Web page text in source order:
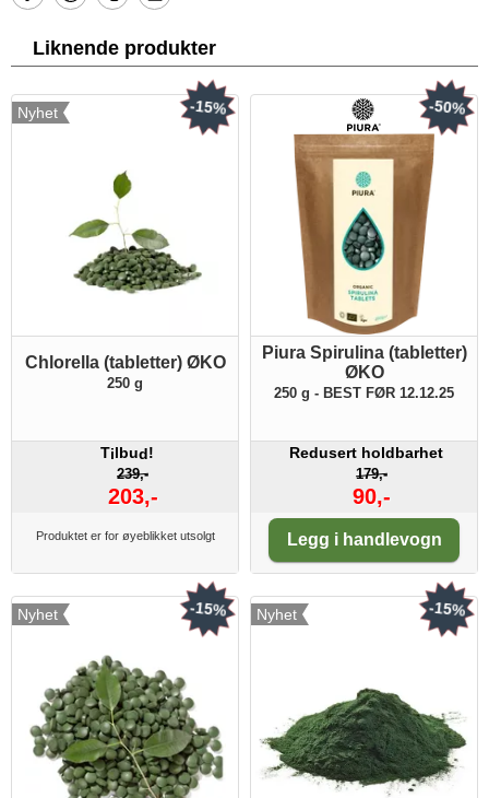
Liknende produkter
Nyhet
Chlorella (tabletter) ØKO
250 g
Tilbud!
239,-
203,-
-15%
Produktet er for øyeblikket utsolgt
Piura Spirulina (tabletter)
ØKO
250 g - BEST FØR 12.12.25
Redusert holdbarhet
179,-
90,-
-50%
Legg i handlevogn
Nyhet -15% Nyhet -15%